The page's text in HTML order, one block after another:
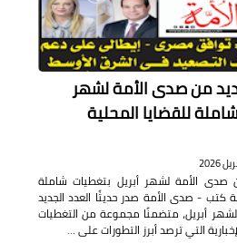
من صدى الأمة لشهر
للقضايا المحلية
صدى الأمة لشهر أبريل بتغطيات شاملة
كتب - صدى الأمة صدر حديثًا العدد الجديد
أبريل، متضمنًا مجموعة من التغطيات
التي ترصد أبرز التطورات على …